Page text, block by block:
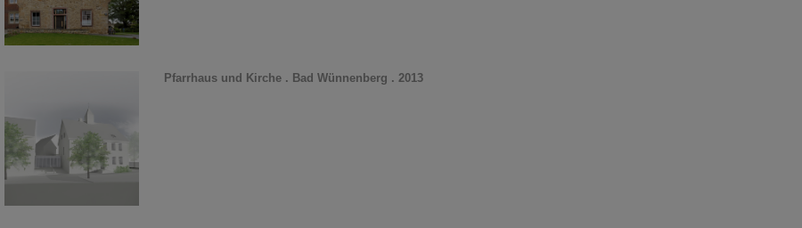
Pfarrhaus und Kirche . Bad Wünnenberg . 2013